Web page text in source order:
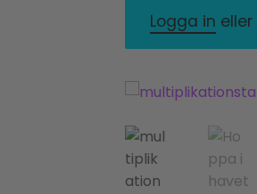
Logga in eller